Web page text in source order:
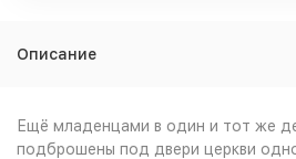
Описание
Ещё младенцами в один и тот же
подброшены под двери церкви